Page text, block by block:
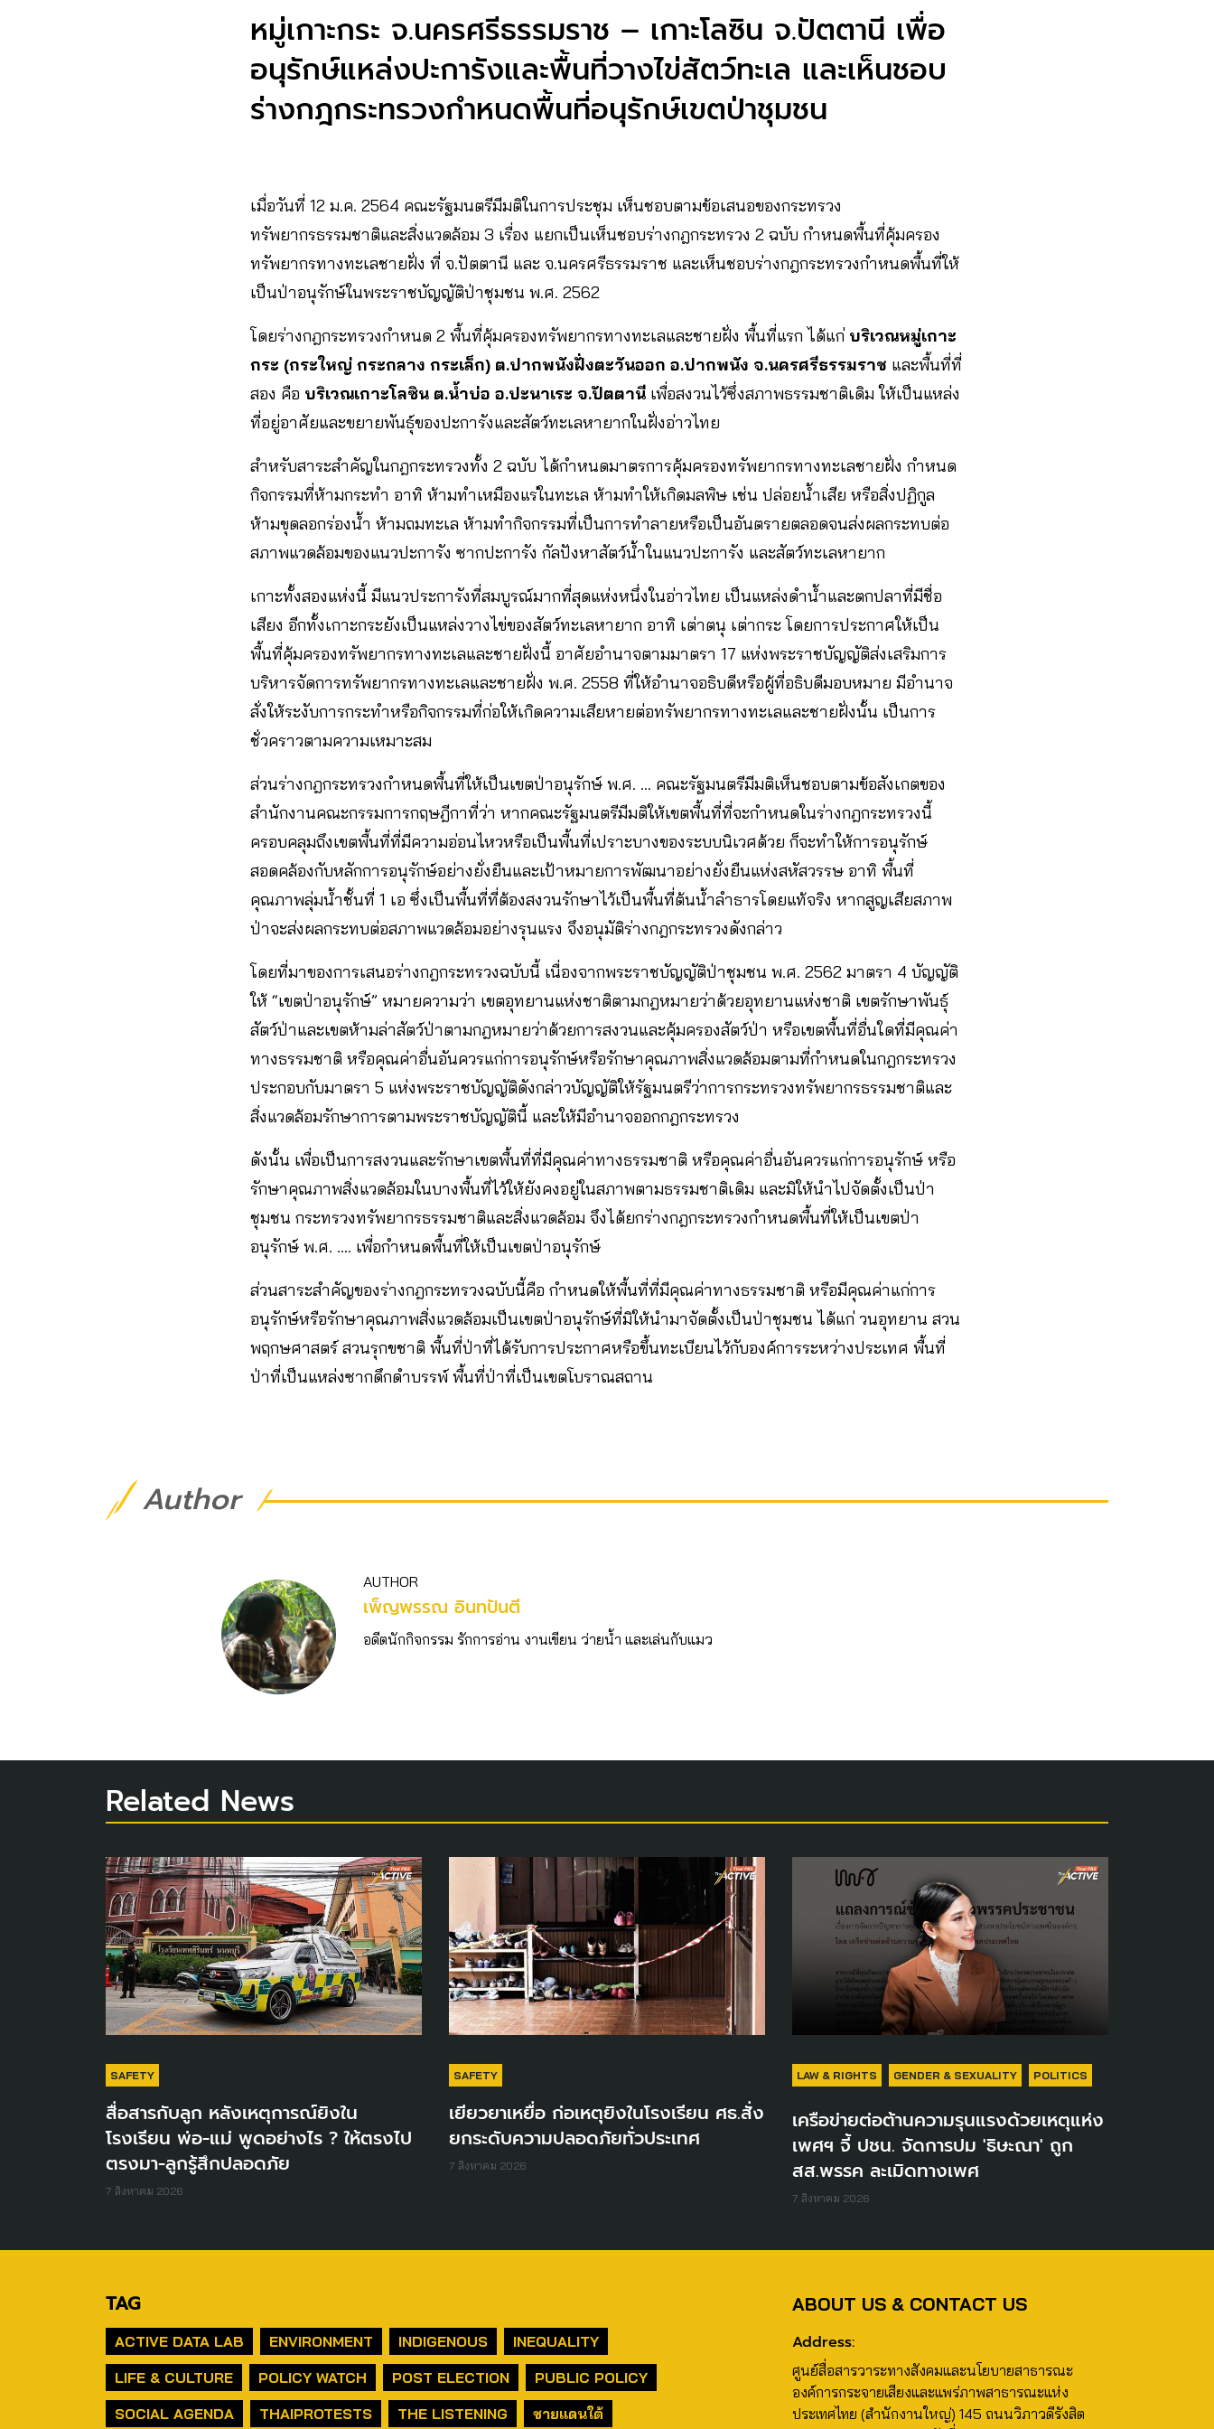
หมู่เกาะกระ จ.นครศรีธรรมราช – เกาะโลซิน จ.ปัตตานี เพื่อ
อนุรักษ์แหล่งปะการังและพื้นที่วางไข่สัตว์ทะเล และเห็นชอบ
ร่างกฎกระทรวงกำหนดพื้นที่อนุรักษ์เขตป่าชุมชน
เมื่อวันที่ 12 ม.ค. 2564 คณะรัฐมนตรีมีมติในการประชุม เห็นชอบตามข้อเสนอของกระทรวง
ทรัพยากรธรรมชาติและสิ่งแวดล้อม 3 เรื่อง แยกเป็นเห็นชอบร่างกฎกระทรวง 2 ฉบับ กำหนดพื้นที่คุ้มครอง
ทรัพยากรทางทะเลชายฝั่ง ที่ จ.ปัตตานี และ จ.นครศรีธรรมราช และเห็นชอบร่างกฎกระทรวงกำหนดพื้นที่ให้
เป็นป่าอนุรักษ์ในพระราชบัญญัติป่าชุมชน พ.ศ. 2562
โดยร่างกฎกระทรวงกำหนด 2 พื้นที่คุ้มครองทรัพยากรทางทะเลและชายฝั่ง พื้นที่แรก ได้แก่ บริเวณหมู่เกาะ
กระ (กระใหญ่ กระกลาง กระเล็ก) ต.ปากพนังฝั่งตะวันออก อ.ปากพนัง จ.นครศรีธรรมราช และพื้นที่ที่
สอง คือ บริเวณเกาะโลซิน ต.น้ำบ่อ อ.ปะนาเระ จ.ปัตตานี เพื่อสงวนไว้ซึ่งสภาพธรรมชาติเดิม ให้เป็นแหล่ง
ที่อยู่อาศัยและขยายพันธุ์ของปะการังและสัตว์ทะเลหายากในฝั่งอ่าวไทย
สำหรับสาระสำคัญในกฎกระทรวงทั้ง 2 ฉบับ ได้กำหนดมาตรการคุ้มครองทรัพยากรทางทะเลชายฝั่ง กำหนด
กิจกรรมที่ห้ามกระทำ อาทิ ห้ามทำเหมืองแร่ในทะเล ห้ามทำให้เกิดมลพิษ เช่น ปล่อยน้ำเสีย หรือสิ่งปฏิกูล
ห้ามขุดลอกร่องน้ำ ห้ามถมทะเล ห้ามทำกิจกรรมที่เป็นการทำลายหรือเป็นอันตรายตลอดจนส่งผลกระทบต่อ
สภาพแวดล้อมของแนวปะการัง ซากปะการัง กัลปังหาสัตว์น้ำในแนวปะการัง และสัตว์ทะเลหายาก
เกาะทั้งสองแห่งนี้ มีแนวประการังที่สมบูรณ์มากที่สุดแห่งหนึ่งในอ่าวไทย เป็นแหล่งดำน้ำและตกปลาที่มีชื่อ
เสียง อีกทั้งเกาะกระยังเป็นแหล่งวางไข่ของสัตว์ทะเลหายาก อาทิ เต่าตนุ เต่ากระ โดยการประกาศให้เป็น
พื้นที่คุ้มครองทรัพยากรทางทะเลและชายฝั่งนี้ อาศัยอำนาจตามมาตรา 17 แห่งพระราชบัญญัติส่งเสริมการ
บริหารจัดการทรัพยากรทางทะเลและชายฝั่ง พ.ศ. 2558 ที่ให้อำนาจอธิบดีหรือผู้ที่อธิบดีมอบหมาย มีอํานาจ
สั่งให้ระงับการกระทําหรือกิจกรรมที่ก่อให้เกิดความเสียหายต่อทรัพยากรทางทะเลและชายฝั่งนั้น เป็นการ
ชั่วคราวตามความเหมาะสม
ส่วนร่างกฎกระทรวงกำหนดพื้นที่ให้เป็นเขตป่าอนุรักษ์ พ.ศ. … คณะรัฐมนตรีมีมติเห็นชอบตามข้อสังเกตของ
สำนักงานคณะกรรมการกฤษฎีกาที่ว่า หากคณะรัฐมนตรีมีมติให้เขตพื้นที่ที่จะกำหนดในร่างกฎกระทรวงนี้
ครอบคลุมถึงเขตพื้นที่ที่มีความอ่อนไหวหรือเป็นพื้นที่เปราะบางของระบบนิเวศด้วย ก็จะทำให้การอนุรักษ์
สอดคล้องกับหลักการอนุรักษ์อย่างยั่งยืนและเป้าหมายการพัฒนาอย่างยั่งยืนแห่งสหัสวรรษ อาทิ พื้นที่
คุณภาพลุ่มน้ำชั้นที่ 1 เอ ซึ่งเป็นพื้นที่ที่ต้องสงวนรักษาไว้เป็นพื้นที่ต้นน้ำลำธารโดยแท้จริง หากสูญเสียสภาพ
ป่าจะส่งผลกระทบต่อสภาพแวดล้อมอย่างรุนแรง จึงอนุมัติร่างกฎกระทรวงดังกล่าว
โดยที่มาของการเสนอร่างกฎกระทรวงฉบับนี้ เนื่องจากพระราชบัญญัติป่าชุมชน พ.ศ. 2562 มาตรา 4 บัญญัติ
ให้ “เขตป่าอนุรักษ์” หมายความว่า เขตอุทยานแห่งชาติตามกฎหมายว่าด้วยอุทยานแห่งชาติ เขตรักษาพันธุ์
สัตว์ป่าและเขตห้ามล่าสัตว์ป่าตามกฎหมายว่าด้วยการสงวนและคุ้มครองสัตว์ป่า หรือเขตพื้นที่อื่นใดที่มีคุณค่า
ทางธรรมชาติ หรือคุณค่าอื่นอันควรแก่การอนุรักษ์หรือรักษาคุณภาพสิ่งแวดล้อมตามที่กำหนดในกฎกระทรวง
ประกอบกับมาตรา 5 แห่งพระราชบัญญัติดังกล่าวบัญญัติให้รัฐมนตรีว่าการกระทรวงทรัพยากรธรรมชาติและ
สิ่งแวดล้อมรักษาการตามพระราชบัญญัตินี้ และให้มีอำนาจออกกฎกระทรวง
ดังนั้น เพื่อเป็นการสงวนและรักษาเขตพื้นที่ที่มีคุณค่าทางธรรมชาติ หรือคุณค่าอื่นอันควรแก่การอนุรักษ์ หรือ
รักษาคุณภาพสิ่งแวดล้อมในบางพื้นที่ไว้ให้ยังคงอยู่ในสภาพตามธรรมชาติเดิม และมิให้นำไปจัดตั้งเป็นป่า
ชุมชน กระทรวงทรัพยากรธรรมชาติและสิ่งแวดล้อม จึงได้ยกร่างกฎกระทรวงกำหนดพื้นที่ให้เป็นเขตป่า
อนุรักษ์ พ.ศ. …. เพื่อกำหนดพื้นที่ให้เป็นเขตป่าอนุรักษ์
ส่วนสาระสำคัญของร่างกฎกระทรวงฉบับนี้คือ กำหนดให้พื้นที่ที่มีคุณค่าทางธรรมชาติ หรือมีคุณค่าแก่การ
อนุรักษ์หรือรักษาคุณภาพสิ่งแวดล้อมเป็นเขตป่าอนุรักษ์ที่มิให้นำมาจัดตั้งเป็นป่าชุมชน ได้แก่ วนอุทยาน สวน
พฤกษศาสตร์ สวนรุกขชาติ พื้นที่ป่าที่ได้รับการประกาศหรือขึ้นทะเบียนไว้กับองค์การระหว่างประเทศ พื้นที่
ป่าที่เป็นแหล่งซากดึกดำบรรพ์ พื้นที่ป่าที่เป็นเขตโบราณสถาน
Author
AUTHOR
เพ็ญพรรณ อินทปันตี
อดีตนักกิจกรรม รักการอ่าน งานเขียน ว่ายน้ำ และเล่นกับแมว
Related News
SAFETY
สื่อสารกับลูก หลังเหตุการณ์ยิงใน
โรงเรียน พ่อ-แม่ พูดอย่างไร ? ให้ตรงไป
ตรงมา-ลูกรู้สึกปลอดภัย
7 สิงหาคม 2026
SAFETY
เยียวยาเหยื่อ ก่อเหตุยิงในโรงเรียน ศธ.สั่ง
ยกระดับความปลอดภัยทั่วประเทศ
7 สิงหาคม 2026
LAW & RIGHTS GENDER & SEXUALITY POLITICS
เครือข่ายต่อต้านความรุนแรงด้วยเหตุแห่ง
เพศฯ จี้ ปชน. จัดการปม 'ธิษะณา' ถูก
สส.พรรค ละเมิดทางเพศ
7 สิงหาคม 2026
TAG
ACTIVE DATA LAB ENVIRONMENT INDIGENOUS
INEQUALITY
LIFE & CULTURE
POLICY WATCH POST ELECTION
PUBLIC POLICY
SOCIAL AGENDA
THAIPROTESTS THE LISTENING ชายแดนใต้
ABOUT US & CONTACT US
Address:
ศูนย์สื่อสารวาระทางสังคมและนโยบายสาธารณะ
องค์การกระจายเสียงและแพร่ภาพสาธารณะแห่ง
ประเทศไทย (สำนักงานใหญ่) 145 ถนนวิภาวดีรังสิต